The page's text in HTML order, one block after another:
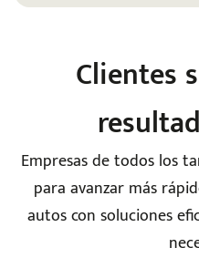
Clientes
Empresas de todos los
para avanzar más
autos con soluciones